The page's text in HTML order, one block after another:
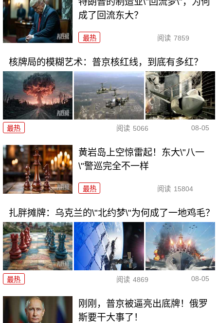
成了回流东大？
最热 阅读 7859
核牌局的模糊艺术：普京核红线，到底有多红？
最热 阅读 5066 08-05
黄岩岛上空惊雷起！东大\"八一
\"警巡完全不一样
最热 阅读 15804
扎胖摊牌：乌克兰的\"北约梦\"为何成了一地鸡毛？
最热 阅读 4869 08-05
刚刚，普京被逼亮出底牌！俄罗
斯要干大事了！